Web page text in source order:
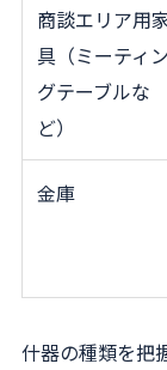
商談エリア用
具（ミーティン
グテーブルな
ど）
金庫
什器の種類を把